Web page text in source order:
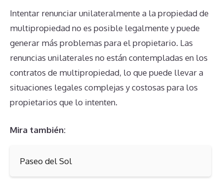
Intentar renunciar unilateralmente a la propiedad de
multipropiedad no es posible legalmente y puede
generar más problemas para el propietario. Las
renuncias unilaterales no están contempladas en los
contratos de multipropiedad, lo que puede llevar a
situaciones legales complejas y costosas para los
propietarios que lo intenten.
Mira también:
Paseo del Sol